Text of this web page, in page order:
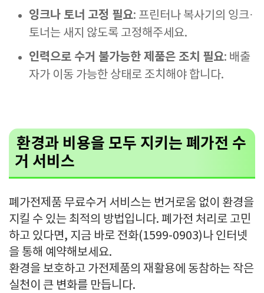
잉크나 토너 고정 필요: 프린터나 복사기의 잉크·
토너는 새지 않도록 고정해주세요.
인력으로 수거 불가능한 제품은 조치 필요: 배출
자가 이동 가능한 상태로 조치해야 합니다.
환경과 비용을 모두 지키는 폐가전 수
거 서비스
폐가전제품 무료수거 서비스는 번거로움 없이 환경을
지킬 수 있는 최적의 방법입니다. 폐가전 처리로 고민
하고 있다면, 지금 바로 전화(1599-0903)나 인터넷
을 통해 예약해보세요.
환경을 보호하고 가전제품의 재활용에 동참하는 작은
실천이 큰 변화를 만듭니다.